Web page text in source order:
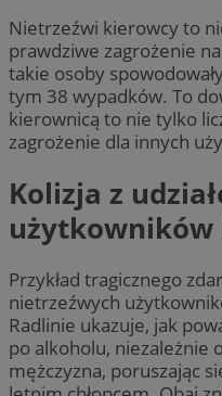
Nietrzeźwi kierowcy to
prawdziwe zagrożenie
takie osoby
tym 38 wypadków. To
kierownicą to nie tylko
zagrożenie dla innych
Kolizja z
Przykład tragicznego
nietrzeźwych
Radlinie ukazuje, jak
po alkoholu, niezależnie
mężczyzna, poruszając